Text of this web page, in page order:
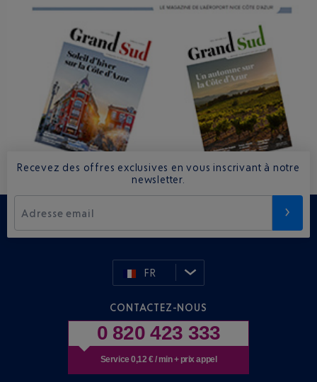
Recevez des offres exclusives en vous inscrivant à notre
newsletter.
Adresse email
FR
CONTACTEZ-NOUS
0 820 423 333
Service 0,12 € / min + prix appel